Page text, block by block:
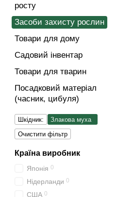
росту
Засоби захисту рослин
Товари для дому
Садовий інвентар
Товари для тварин
Посадковий матеріал
(часник, цибуля)
Шкідник:
Злакова муха
Очистити фільтр
Країна виробник
Японія 0
Нідерланди 0
США 0